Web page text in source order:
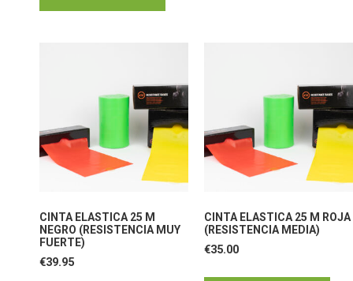
CINTA ELASTICA 25 M
NEGRO (RESISTENCIA MUY
FUERTE)
€39.95
CINTA ELASTICA 25 M ROJA
(RESISTENCIA MEDIA)
€35.00